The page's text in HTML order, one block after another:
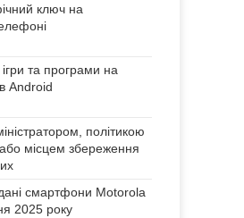
ключ на
та програми на
Android
політикою
місцем збереження
смартфони Motorola
2025 року